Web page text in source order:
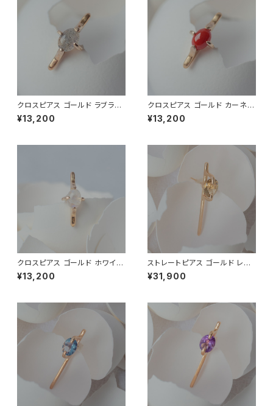
クロスピアス ゴールド ラブラド
ライト
¥13,200
クロスピアス ゴールド カーネリ
アン
¥13,200
クロスピアス ゴールド ホワイト
ラブラドライト(流通名レインボ
ームーンストーン)
¥13,200
ストレートピアス ゴールド レモ
ンクォーツ
¥31,900